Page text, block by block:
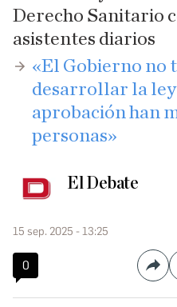
Derecho Sanitario
asistentes diarios
​«El Gobierno no
desarrollar la ley
aprobación han
personas»
El Debate
15 sep. 2025 - 13:25
0